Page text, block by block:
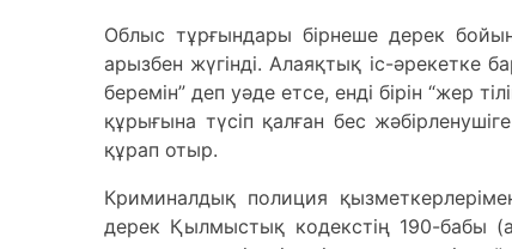
Облыс тұрғындары бірнеше дерек
арызбен жүгінді. Алаяқтық іс-әрекетке
беремін” деп уәде етсе, енді бірін “жер
құрығына түсіп қалған бес
құрап отыр.
Криминалдық полиция
дерек Қылмыстық кодекстің 190-бабы